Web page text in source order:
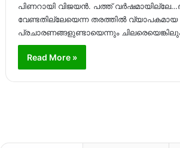
പിണറായി വിജയൻ. പത്ത്
വേണ്ടതില്ലേയെന്ന തരത്തിൽ വ്യാപകമായ
പ്രചാരണങ്ങളുണ്ടായെന്നും
Read More »